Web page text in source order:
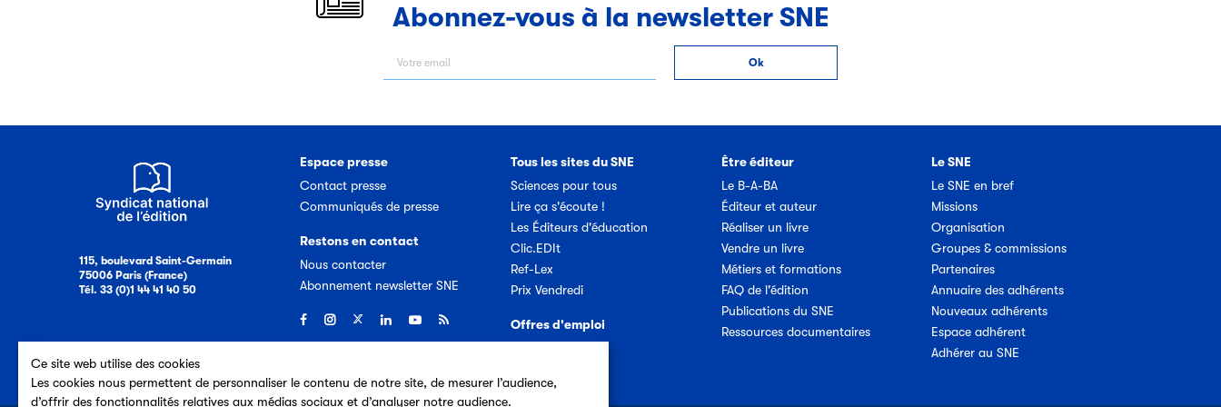
Ce site web utilise des cookies
Les cookies nous permettent de personnaliser le contenu de notre site, de mesurer l’audience,
d’offrir des fonctionnalités relatives aux médias sociaux et d’analyser notre audience.
Abonnez-vous à la newsletter SNE
115, boulevard Saint-Germain
75006 Paris (France)
Tél. 33 (0)1 44 41 40 50
Espace presse
Contact presse
Communiqués de presse
Restons en contact
Nous contacter
Abonnement newsletter SNE
Tous les sites du SNE
Sciences pour tous
Lire ça s'écoute !
Les Éditeurs d'éducation
Clic.EDIt
Ref-Lex
Prix Vendredi
Offres d'emploi
Être éditeur
Le B-A-BA
Éditeur et auteur
Réaliser un livre
Vendre un livre
Métiers et formations
FAQ de l'édition
Publications du SNE
Ressources documentaires
Le SNE
Le SNE en bref
Missions
Organisation
Groupes & commissions
Partenaires
Annuaire des adhérents
Nouveaux adhérents
Espace adhérent
Adhérer au SNE